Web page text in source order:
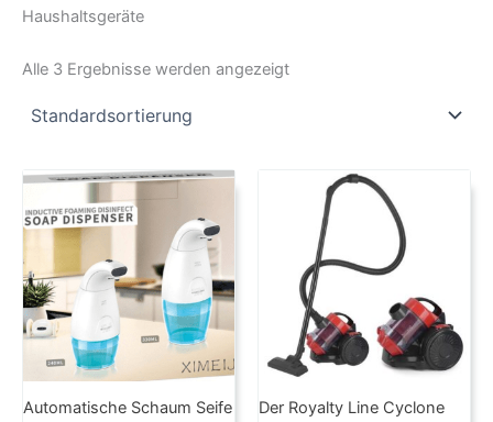
Haushaltsgeräte
Alle 3 Ergebnisse werden angezeigt
Automatische Schaum Seife
Der Royalty Line Cyclone